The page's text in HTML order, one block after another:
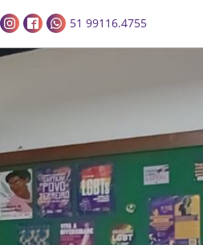
51 99116.4755